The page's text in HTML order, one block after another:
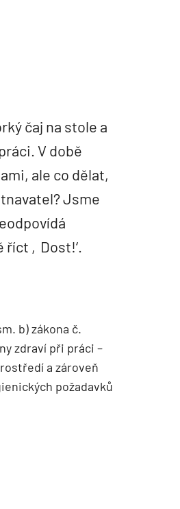
čaj na stole a
V době
ale co dělat,
Jsme
‚Dost!‘.
b) zákona č.
zdraví při práci –
a zároveň
požadavků